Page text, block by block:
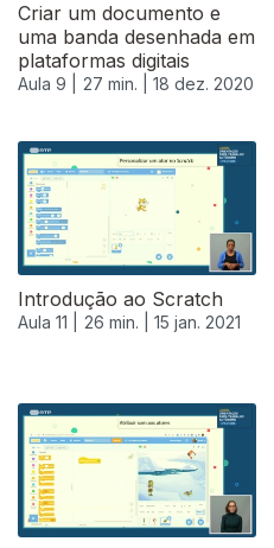
Criar um documento e
uma banda desenhada em
plataformas digitais
Aula 9 | 27 min. | 18 dez. 2020
Introdução ao Scratch
Aula 11 | 26 min. | 15 jan. 2021
519488